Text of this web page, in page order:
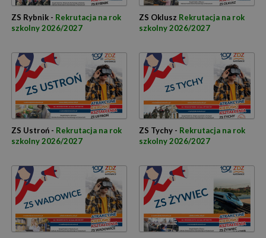
ZS Rybnik - Rekrutacja na rok
szkolny 2026/2027
ZS Oklusz Rekrutacja na rok
szkolny 2026/2027
ZS Ustroń - Rekrutacja na rok
szkolny 2026/2027
ZS Tychy - Rekrutacja na rok
szkolny 2026/2027